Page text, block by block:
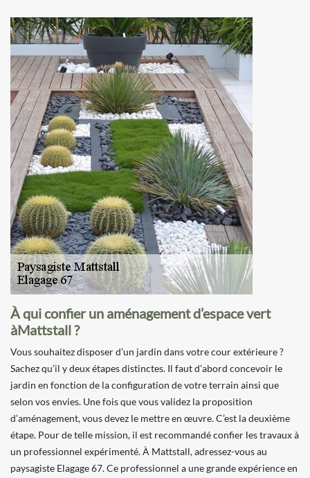
À qui confier un aménagement d’espace vert
àMattstall ?
Vous souhaitez disposer d’un jardin dans votre cour extérieure ?
Sachez qu’il y deux étapes distinctes. Il faut d’abord concevoir le
jardin en fonction de la configuration de votre terrain ainsi que
selon vos envies. Une fois que vous validez la proposition
d’aménagement, vous devez le mettre en œuvre. C’est la deuxième
étape. Pour de telle mission, il est recommandé confier les travaux à
un professionnel expérimenté. À Mattstall, adressez-vous au
paysagiste Elagage 67. Ce professionnel a une grande expérience en